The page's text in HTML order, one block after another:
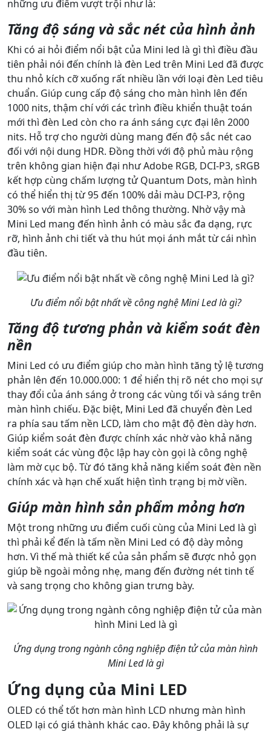
những ưu điểm vượt trội như là:
Tăng độ sáng và sắc nét của hình ảnh
Khi có ai hỏi điểm nổi bật của Mini led là gì thì điều đầu
tiên phải nói đến chính là đèn Led trên Mini Led đã được
thu nhỏ kích cỡ xuống rất nhiều lần với loại đèn Led tiêu
chuẩn. Giúp cung cấp độ sáng cho màn hình lên đến
1000 nits, thậm chí với các trình điều khiển thuật toán
mới thì đèn Led còn cho ra ánh sáng cực đại lên 2000
nits. Hỗ trợ cho người dùng mang đến độ sắc nét cao
đối với nội dung HDR. Đồng thời với độ phủ màu rộng
trên không gian hiện đại như Adobe RGB, DCI-P3, sRGB
kết hợp cùng chấm lượng tử Quantum Dots, màn hình
có thể hiển thị từ 95 đến 100% dải màu DCI-P3, rộng
30% so với màn hình Led thông thường. Nhờ vậy mà
Mini Led mang đến hình ảnh có màu sắc đa dạng, rực
rỡ, hình ảnh chi tiết và thu hút mọi ánh mắt từ cái nhìn
đầu tiên.
Ưu điểm nổi bật nhất về công nghệ Mini Led là gì?
Tăng độ tương phản và kiểm soát đèn
nền
Mini Led có ưu điểm giúp cho màn hình tăng tỷ lệ tương
phản lên đến 10.000.000: 1 để hiển thị rõ nét cho mọi sự
thay đổi của ánh sáng ở trong các vùng tối và sáng trên
màn hình chiếu. Đặc biệt, Mini Led đã chuyển đèn Led
ra phía sau tấm nền LCD, làm cho mật độ đèn dày hơn.
Giúp kiểm soát đèn được chính xác nhờ vào khả năng
kiểm soát các vùng độc lập hay còn gọi là công nghệ
làm mờ cục bộ. Từ đó tăng khả năng kiểm soát đèn nền
chính xác và hạn chế xuất hiện tình trạng bị mờ viền.
Giúp màn hình sản phẩm mỏng hơn
Một trong những ưu điểm cuối cùng của Mini Led là gì
thì phải kể đến là tấm nền Mini Led có độ dày mỏng
hơn. Vì thế mà thiết kế của sản phẩm sẽ được nhỏ gọn
giúp bề ngoài mỏng nhẹ, mang đến đường nét tinh tế
và sang trọng cho không gian trưng bày.
Ứng dụng trong ngành công nghiệp điện tử của màn hình
Mini Led là gì
Ứng dụng của Mini LED
OLED có thể tốt hơn màn hình LCD nhưng màn hình
OLED lại có giá thành khác cao. Đây không phải là sự